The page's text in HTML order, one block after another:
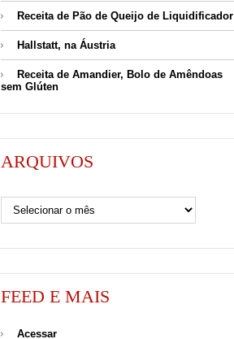
Receita de Pão de Queijo de Liquidificador
Hallstatt, na Áustria
Receita de Amandier, Bolo de Amêndoas
sem Glúten
ARQUIVOS
FEED E MAIS
Acessar